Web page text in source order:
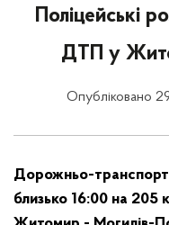
Поліцейські
ДТП у
Опубліковано
Дорожньо-
близько 16:00 на 205